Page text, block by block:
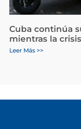
Cuba continúa
mientras la
Leer Más >>